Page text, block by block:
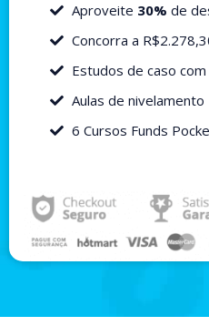
Aproveite 30% de
Concorra a
Estudos de caso
Aulas de nivelamento
6 Cursos Funds